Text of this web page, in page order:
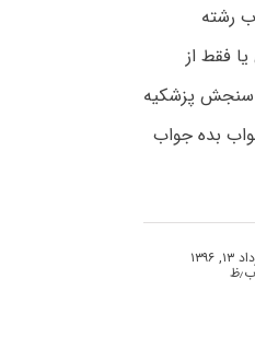
رشته
فقط از
پزشکیه
بده جواب
مرداد ۱۳, ۱۳۹۶